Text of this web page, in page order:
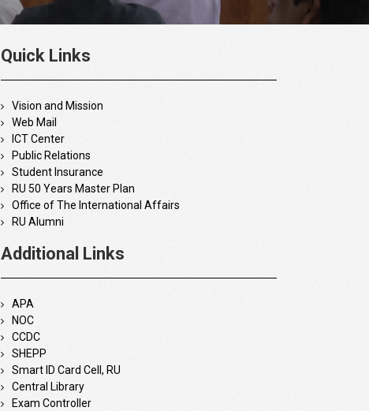
Quick Links
Vision and Mission
Web Mail
ICT Center
Public Relations
Student Insurance
RU 50 Years Master Plan
Office of The International Affairs
RU Alumni
Additional Links
APA
NOC
CCDC
SHEPP
Smart ID Card Cell, RU
Central Library
Exam Controller